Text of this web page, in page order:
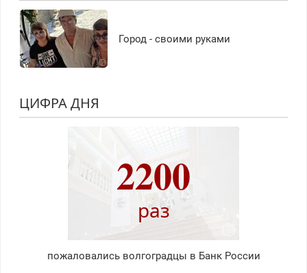
Город - своими руками
ЦИФРА ДНЯ
2200
раз
пожаловались волгоградцы в Банк России